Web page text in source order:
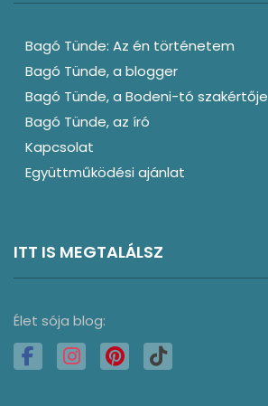
Bagó Tünde: Az én történetem
Bagó Tünde, a blogger
Bagó Tünde, a Bodeni-tó szakértője
Bagó Tünde, az író
Kapcsolat
Együttműködési ajánlat
ITT IS MEGTALÁLSZ
Élet sója blog: